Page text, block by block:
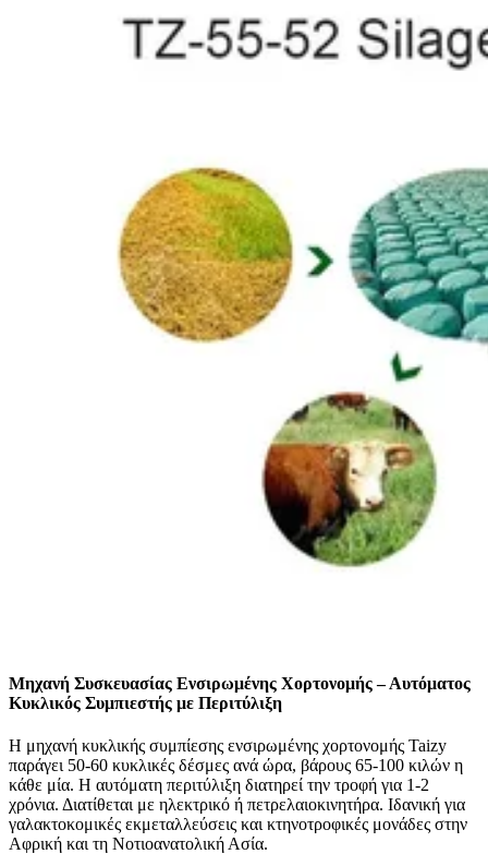
Μηχανή Συσκευασίας Ενσιρωμένης Χορτονομής – Αυτόματος
Κυκλικός Συμπιεστής με Περιτύλιξη
Η μηχανή κυκλικής συμπίεσης ενσιρωμένης χορτονομής Taizy
παράγει 50-60 κυκλικές δέσμες ανά ώρα, βάρους 65-100 κιλών η
κάθε μία. Η αυτόματη περιτύλιξη διατηρεί την τροφή για 1-2
χρόνια. Διατίθεται με ηλεκτρικό ή πετρελαιοκινητήρα. Ιδανική για
γαλακτοκομικές εκμεταλλεύσεις και κτηνοτροφικές μονάδες στην
Αφρική και τη Νοτιοανατολική Ασία.